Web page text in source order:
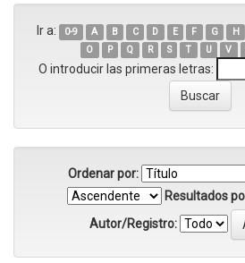
Ir a: 0-9 A B C D E F G H
O
P Q R S T U V
O introducir las primeras letras:
Ordenar por:
Resultados
Autor/Registro: